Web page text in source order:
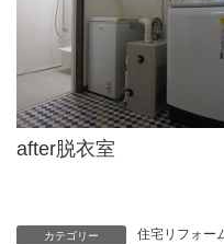
after脱衣室
カテゴリー 住宅リフォー